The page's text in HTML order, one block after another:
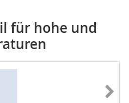
für hohe und